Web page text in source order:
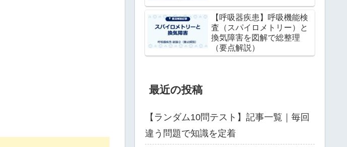
【呼吸器疾患】呼吸機能検
査（スパイロメトリー）と
換気障害を図解で総整理
（要点解説）
最近の投稿
【ランダム10問テスト】記事一覧｜毎回
違う問題で知識を定着